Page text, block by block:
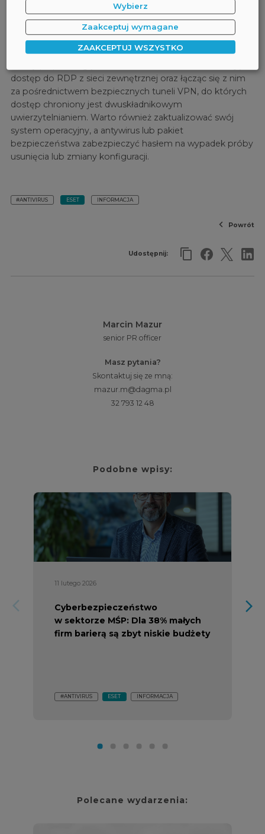
włamaniu przez RDP, atakujący może zdezaktywować
antywirusa, pozbawiając daną maszynę ochrony. Eksperci
z firmy ESET radzą wszystkim użytkownikom
komputerów z systemami Windows, aby zabezpieczyli
dostęp do RDP z sieci zewnętrznej oraz łącząc się z nim
za pośrednictwem bezpiecznych tuneli VPN, do których
dostęp chroniony jest dwuskładnikowym
uwierzytelnianiem. Warto również zaktualizować swój
system operacyjny, a antywirus lub pakiet
bezpieczeństwa zabezpieczyć hasłem na wypadek próby
usunięcia lub zmiany konfiguracji.
#ANTIVIRUS ESET INFORMACJA
Powrót
Udostępnij:
Marcin Mazur
senior PR officer
Masz pytania?
Skontaktuj się ze mną:
mazur.m@dagma.pl
32 793 12 48
Podobne wpisy:
arrow_forward_ios
11 lutego 2026
Cyberbezpieczeństwo
w sektorze MŚP: Dla 38% małych
firm barierą są zbyt niskie budżety
#ANTIVIRUS ESET INFORMACJA
arrow_forward_ios
Polecane wydarzenia:
Wybierz
Zaakceptuj wymagane
ZAAKCEPTUJ WSZYSTKO